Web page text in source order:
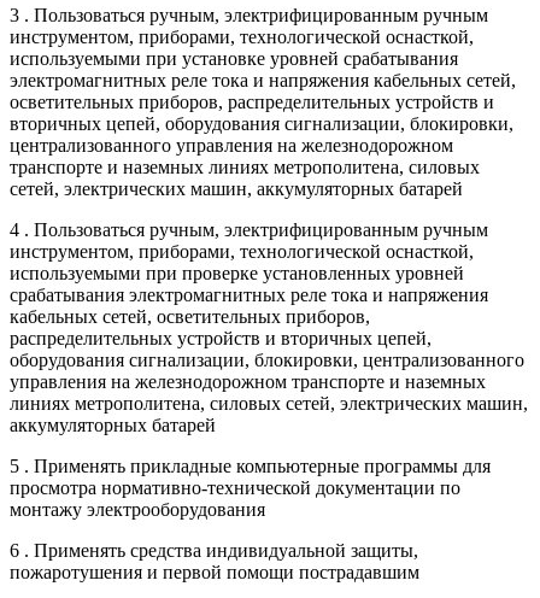
3 . Пользоваться ручным, электрифицированным ручным
инструментом, приборами, технологической оснасткой,
используемыми при установке уровней срабатывания
электромагнитных реле тока и напряжения кабельных сетей,
осветительных приборов, распределительных устройств и
вторичных цепей, оборудования сигнализации, блокировки,
централизованного управления на железнодорожном
транспорте и наземных линиях метрополитена, силовых
сетей, электрических машин, аккумуляторных батарей
4 . Пользоваться ручным, электрифицированным ручным
инструментом, приборами, технологической оснасткой,
используемыми при проверке установленных уровней
срабатывания электромагнитных реле тока и напряжения
кабельных сетей, осветительных приборов,
распределительных устройств и вторичных цепей,
оборудования сигнализации, блокировки, централизованного
управления на железнодорожном транспорте и наземных
линиях метрополитена, силовых сетей, электрических машин,
аккумуляторных батарей
5 . Применять прикладные компьютерные программы для
просмотра нормативно-технической документации по
монтажу электрооборудования
6 . Применять средства индивидуальной защиты,
пожаротушения и первой помощи пострадавшим